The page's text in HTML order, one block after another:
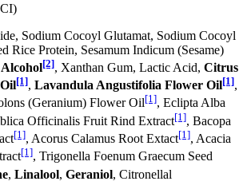
Sodium Cocoyl Glutamat, Sodium Cocoyl
Rice Protein, Sesamum Indicum (Sesame)
[2], Xanthan Gum, Lactic Acid, Citrus
[1], Lavandula Angustifolia Flower Oil[1],
(Geranium) Flower Oil[1], Eclipta Alba
Officinalis Fruit Rind Extract[1], Bacopa
[1], Acorus Calamus Root Extact[1], Acacia
[1], Trigonella Foenum Graecum Seed
, Linalool, Geraniol, Citronellal